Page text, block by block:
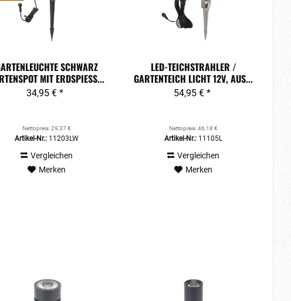
SCHWARZ
MIT ERDSPIESS...
34,95 € *
Nettopreis: 29,37 €
Artikel-Nr.:11203LW
Vergleichen
Merken
LED-TEICHSTRAHLER /
GARTENTEICH LICHT 12V, AUS...
54,95 € *
Nettopreis: 46,18 €
Artikel-Nr.: 11105L
Vergleichen
Merken